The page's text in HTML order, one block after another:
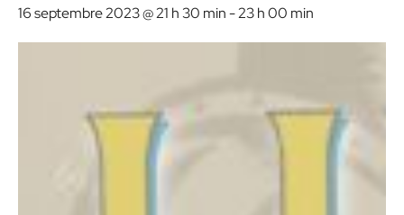
16 septembre 2023 @ 21 h 30 min-23 h 00 min